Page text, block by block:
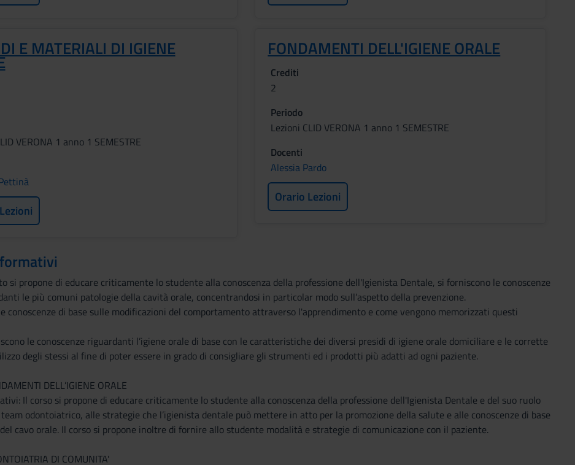
E MATERIALI DI IGIENE
VERONA 1 anno 1 SEMESTRE
FONDAMENTI DELL'IGIENE ORALE
Crediti
2
Periodo
Lezioni CLID VERONA 1 anno 1 SEMESTRE
Docenti
Alessia Pardo
Orario Lezioni
si propone di educare criticamente lo studente alla conoscenza della professione dell'Igienista Dentale, si forniscono le conoscenze
le più comuni patologie della cavità orale, concentrandosi in particolar modo sull’aspetto della prevenzione.
conoscenze di base sulle modificazioni del comportamento attraverso l'apprendimento e come vengono memorizzati questi
le conoscenze riguardanti l’igiene orale di base con le caratteristiche dei diversi presidi di igiene orale domiciliare e le corrette
degli stessi al fine di poter essere in grado di consigliare gli strumenti ed i prodotti più adatti ad ogni paziente.
DELL’IGIENE ORALE
Il corso si propone di educare criticamente lo studente alla conoscenza della professione dell'Igienista Dentale e del suo ruolo
odontoiatrico, alle strategie che l’igienista dentale può mettere in atto per la promozione della salute e alle conoscenze di base
cavo orale. Il corso si propone inoltre di fornire allo studente modalità e strategie di comunicazione con il paziente.
DI COMUNITA'